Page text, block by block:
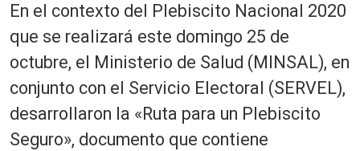
En el contexto del Plebiscito Nacional 2020
que se realizará este domingo 25 de
octubre, el Ministerio de Salud (MINSAL), en
conjunto con el Servicio Electoral (SERVEL),
desarrollaron la «Ruta para un Plebiscito
Seguro», documento que contiene